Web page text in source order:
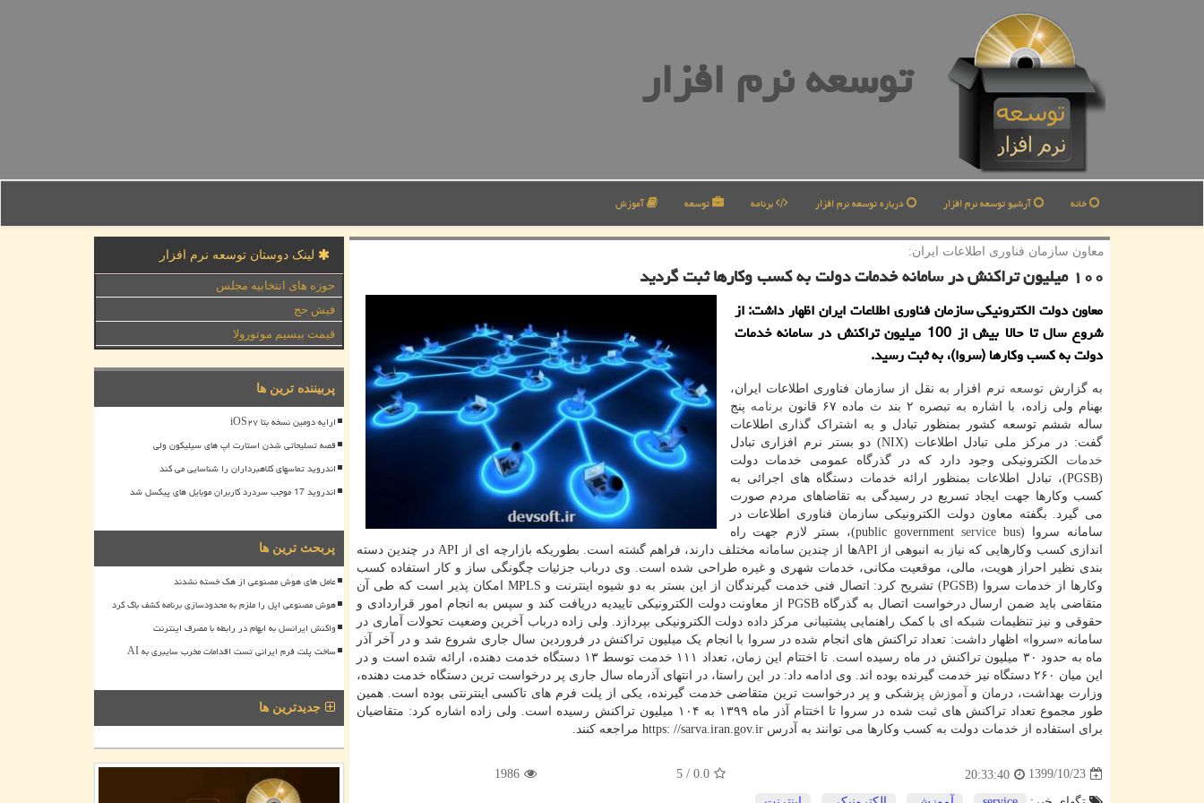
توسعه نرم افزار
خانه آرشیو توسعه نرم افزار درباره توسعه نرم افزار برنامه توسعه آموزش
معاون سازمان فناوری اطلاعات ایران:
۱۰۰ میلیون تراكنش در سامانه خدمات دولت به كسب وكارها ثبت گردید
معاون دولت الکترونیکی سازمان فناوری اطلاعات ایران اظهار داشت: از
شروع سال تا حالا بیش از 100 میلیون تراکنش در سامانه خدمات
دولت به کسب وکارها (سروا)، به ثبت رسید.
به گزارش توسعه نرم افزار به نقل از سازمان فناوری اطلاعات ایران،
بهنام ولی زاده، با اشاره به تبصره ۲ بند ث ماده ۶۷ قانون
برنامه پنج
ساله ششم توسعه کشور بمنظور تبادل و به اشتراک گذاری اطلاعات
گفت: در مرکز ملی تبادل اطلاعات (NIX) دو بستر نرم افزاری تبادل
خدمات الکترونیکی وجود دارد که در گذرگاه عمومی خدمات دولت
(PGSB)، تبادل اطلاعات بمنظور ارائه خدمات دستگاه های اجرائی به
کسب وکارها جهت ایجاد تسریع در رسیدگی به تقاضاهای مردم صورت
می گیرد. بگفته معاون دولت الکترونیکی سازمان فناوری اطلاعات در
سامانه سروا (public government
service
bus)، بستر لازم جهت راه
اندازی کسب وکارهایی که نیاز به انبوهی از APIها از چندین سامانه مختلف دارند، فراهم گشته است. بطوریکه بازارچه ای از API در چندین دسته
بندی نظیر احراز هویت، مالی، موقعیت مکانی، خدمات شهری و غیره طراحی شده است. وی درباب جزئیات چگونگی ساز و کار استفاده کسب
وکارها از خدمات سروا (PGSB) تشریح کرد: اتصال فنی خدمت گیرندگان از این بستر به دو شیوه اینترنت و MPLS امکان پذیر است که طی آن
متقاضی باید ضمن ارسال درخواست اتصال به گذرگاه PGSB از معاونت دولت الکترونیکی تاییدیه دریافت کند و سپس به انجام امور قراردادی و
حقوقی و نیز تنظیمات شبکه ای با کمک راهنمایی پشتیبانی مرکز داده دولت الکترونیکی بپردازد. ولی زاده درباب آخرین وضعیت تحولات آماری در
سامانه «سروا» اظهار داشت: تعداد تراکنش های انجام شده در سروا با انجام یک میلیون تراکنش در فروردین سال جاری شروع شد و در آخر آذر
ماه به حدود ۳۰ میلیون تراکنش در ماه رسیده است. تا اختتام این زمان، تعداد ۱۱۱ خدمت توسط ۱۳ دستگاه خدمت دهنده، ارائه شده است و در
این میان ۲۶۰ دستگاه نیز خدمت گیرنده بوده اند. وی ادامه داد: در این راستا، در انتهای آذرماه سال جاری پر درخواست ترین دستگاه خدمت دهنده،
وزارت بهداشت، درمان و
آموزش پزشکی و پر درخواست ترین متقاضی خدمت گیرنده، یکی از پلت فرم های تاکسی اینترنتی بوده است. همین
طور مجموع تعداد تراکنش های ثبت شده در سروا تا اختتام آذر ماه ۱۳۹۹ به ۱۰۴ میلیون تراکنش رسیده است. ولی زاده اشاره کرد: متقاضیان
برای استفاده از خدمات دولت به کسب وکارها می توانند به آدرس https: //sarva.iran.gov.ir مراجعه کنند.
1399/10/23
20:33:40
0.0
/
5
1986
لینک دوستان توسعه نرم افزار
حوزه های انتخابیه مجلس
فیش حج
قیمت بیسیم موتورولا
پربیننده ترین ها
ارایه دومین نسخه بتا iOS۲۷
قصه تسلیحاتی شدن استارت اپ های سیلیکون ولی
اندروید تماسهای کلاهبرداران را شناسایی می کند
اندروید 17 موجب سردرد کاربران موبایل های پیکسل شد
پربحث ترین ها
عامل های هوش مصنوعی از هک خسته نشدند
هوش مصنوعی اپل را ملزم به محدودسازی برنامه کشف باگ کرد
واکنش ایرانسل به ابهام در رابطه با مصرف اینترنت
ساخت پلت فرم ایرانی تست اقدامات مخرب سایبری به AI
جدیدترین ها